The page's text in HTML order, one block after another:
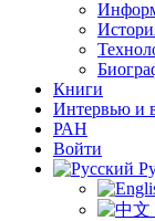
Книги
Интервью и
РАН
Войти